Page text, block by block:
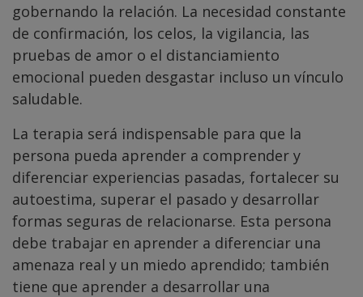
gobernando la relación. La necesidad constante
de confirmación, los celos, la vigilancia, las
pruebas de amor o el distanciamiento
emocional pueden desgastar incluso un vínculo
saludable.
La terapia será indispensable para que la
persona pueda aprender a comprender y
diferenciar experiencias pasadas, fortalecer su
autoestima, superar el pasado y desarrollar
formas seguras de relacionarse. Esta persona
debe trabajar en aprender a diferenciar una
amenaza real y un miedo aprendido; también
tiene que aprender a desarrollar una